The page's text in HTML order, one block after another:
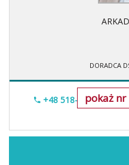
DORADCA
pokaż nr
+48 518-706-552